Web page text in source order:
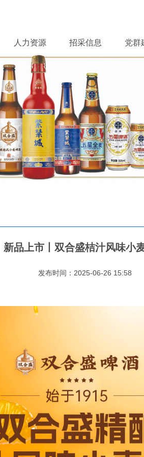
人力资源 招采信息 党群
新品上市丨双合盛桔汁风味小
发布时间：2025-06-26 15:58